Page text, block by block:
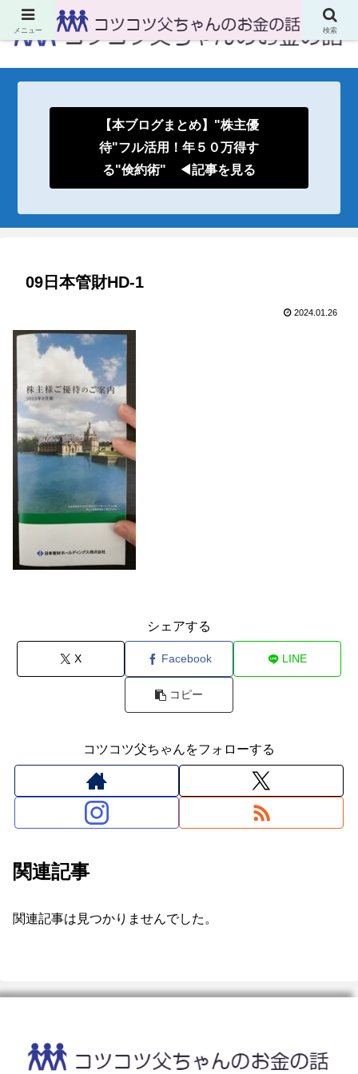
【本ブログまとめ】"株主優
待"フル活用！年５０万得す
る"倹約術" ◀記事を見る
09日本管財HD-1
2024.01.26
シェアする
X Facebook LINE
コピー
コツコツ父ちゃんをフォローする
関連記事
関連記事は見つかりませんでした。
メニュー 検索